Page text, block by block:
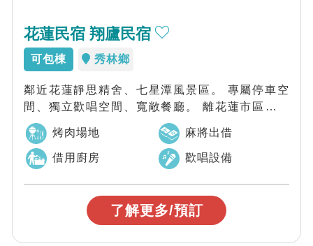
花蓮民宿 翔廬民宿
可包棟 秀林鄉
鄰近花蓮靜思精舍、七星潭風景區。 專屬停車空
間、獨立歡唱空間、寬敞餐廳。 離花蓮市區不到
15分鐘。 輕鬆感受自然風情優質推薦...
烤肉場地 麻將出借
借用廚房 歡唱設備
了解更多/預訂